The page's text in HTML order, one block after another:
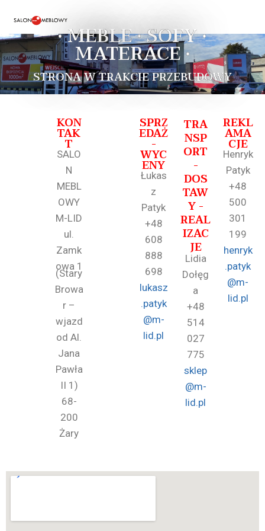
• MEBLE • SOFY •
MATERACE •
STRONA W TRAKCIE PRZEBUDOWY
KON
TAK
T
SALO
N
MEBL
OWY
M-LID
ul.
Zamk
owa 1
(Stary
Browa
r –
wjazd
od Al.
Jana
Pawła
II 1)
68-
200
Żary
SPRZ
EDAŻ
-
WYC
ENY
Łukas
z
Patyk
+48
608
888
698
lukasz
.patyk
@m-
lid.pl
TRA
NSP
ORT
-
DOS
TAW
Y -
REAL
IZAC
JE
Lidia
Dołęg
a
+48
514
027
775
sklep
@m-
lid.pl
REKL
AMA
CJE
Henryk
Patyk
+48
500
301
199
henryk
.patyk
@m-
lid.pl